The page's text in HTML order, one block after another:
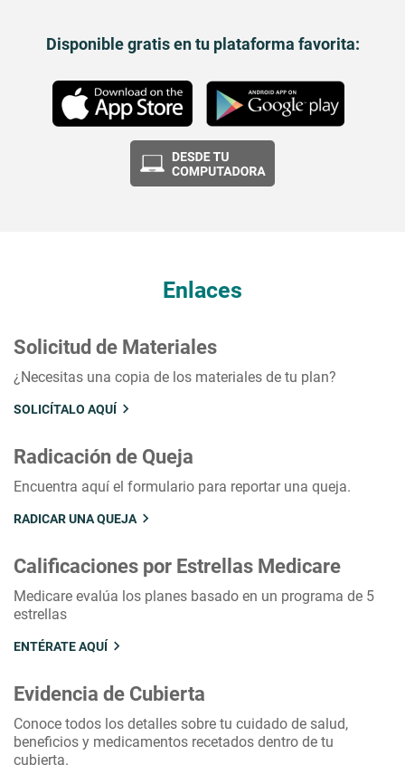
Disponible gratis en tu plataforma favorita:
Enlaces
Solicitud de Materiales
¿Necesitas una copia de los materiales de tu plan?
SOLICÍTALO AQUÍ
Radicación de Queja
Encuentra aquí el formulario para reportar una queja.
RADICAR UNA QUEJA
Calificaciones por Estrellas Medicare
Medicare evalúa los planes basado en un programa de 5
estrellas
ENTÉRATE AQUÍ
Evidencia de Cubierta
Conoce todos los detalles sobre tu cuidado de salud,
beneficios y medicamentos recetados dentro de tu
cubierta.